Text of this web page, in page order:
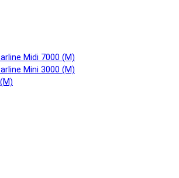
Midi 7000 (М)
Mini 3000 (М)